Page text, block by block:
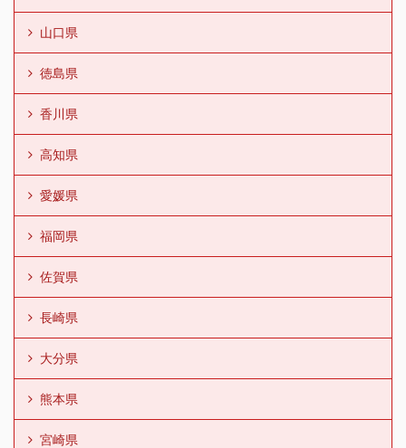
山口県
徳島県
香川県
高知県
愛媛県
福岡県
佐賀県
長崎県
大分県
熊本県
宮崎県